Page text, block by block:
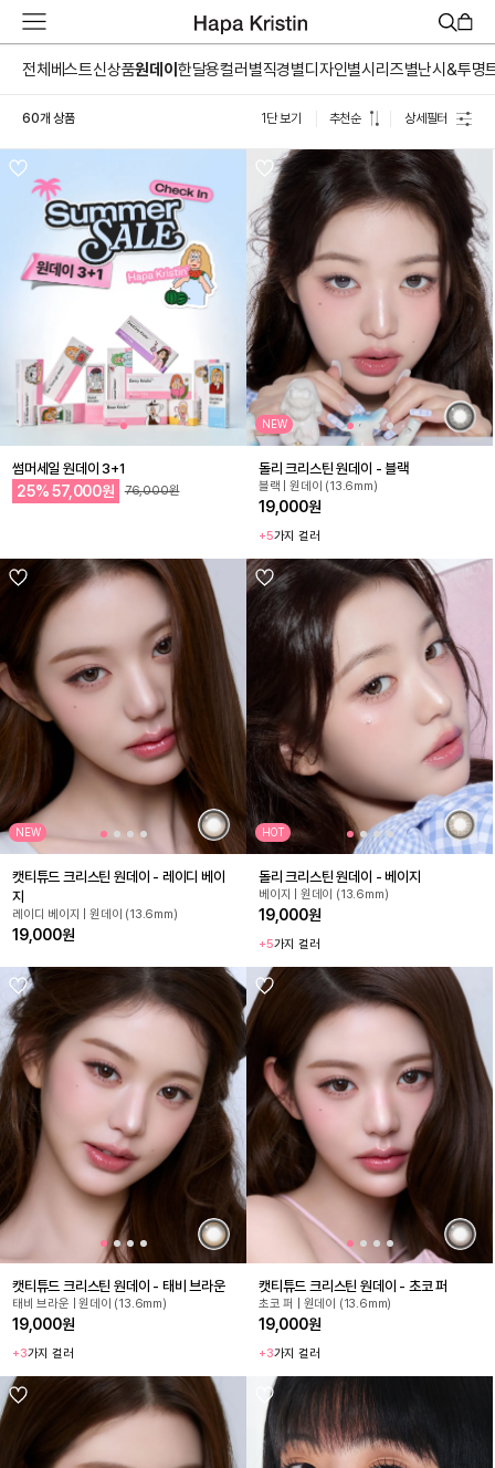
데
이
점
전체 베스트신상품원데이 한달용컬러별직경별디자인별시리즈별난시&투명
60개 상품 1단 보기 추천순 상세필터
썸머세일 원데이 3+1
25%57,000원 76,000원
NEW
돌리 크리스틴 원데이 - 블랙
블랙 | 원데이 (13.6mm)
19,000원
+5가지 컬러
NEW
캣티튜드 크리스틴 원데이 - 레이디 베이
지
레이디 베이지 | 원데이 (13.6mm)
19,000원
HOT
돌리 크리스틴 원데이 - 베이지
베이지 | 원데이 (13.6mm)
19,000원
+5가지 컬러
캣티튜드 크리스틴 원데이 - 태비 브라운
태비 브라운 | 원데이 (13.6mm)
19,000원
+3가지 컬러
캣티튜드 크리스틴 원데이 - 초코 퍼
초코 퍼 | 원데이 (13.6mm)
19,000원
+3가지 컬러